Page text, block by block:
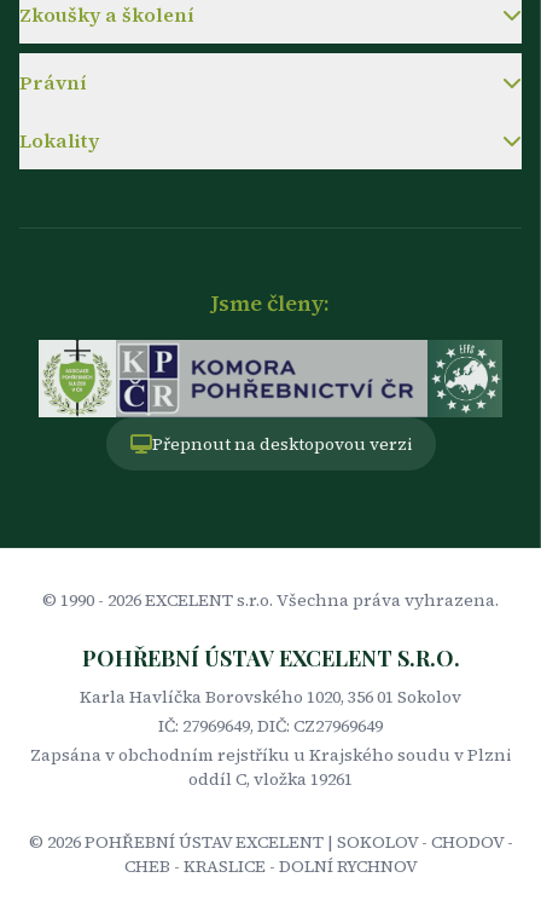
Zkoušky a školení
Právní
Lokality
Jsme členy:
Přepnout na desktopovou verzi
© 1990 - 2026EXCELENT s.r.o. Všechna práva vyhrazena.
POHŘEBNÍ ÚSTAV EXCELENT S.R.O.
Karla Havlíčka Borovského 1020, 356 01 Sokolov
IČ: 27969649, DIČ: CZ27969649
Zapsána v obchodním rejstříku u Krajského soudu v Plzni
oddíl C, vložka 19261
© 2026POHŘEBNÍ ÚSTAV EXCELENT | SOKOLOV - CHODOV -
CHEB - KRASLICE - DOLNÍ RYCHNOV